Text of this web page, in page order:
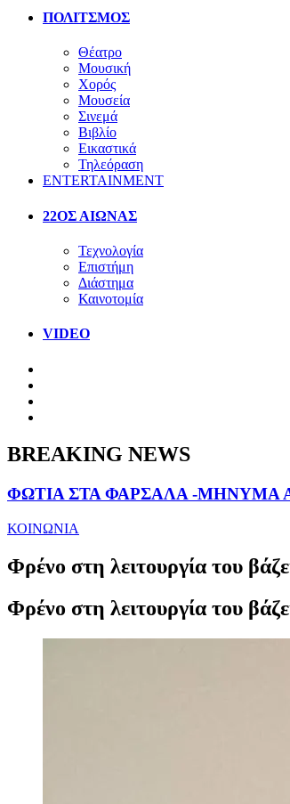
ΠΟΛΙΤΣΜΟΣ
Θέατρο
Μουσική
Χορός
Μουσεία
Σινεμά
Βιβλίο
Εικαστικά
Τηλεόραση
ENTERTAINMENT
22ΟΣ ΑΙΩΝΑΣ
Τεχνολογία
Επιστήμη
Διάστημα
Καινοτομία
VIDEO
BREAKING NEWS
ΦΩΤΙΑ ΣΤΑ ΦΑΡΣΑΛΑ -ΜΗΝΥΜΑ
ΚΟΙΝΩΝΙΑ
Φρένο στη λειτουργία του
Φρένο στη λειτουργία του